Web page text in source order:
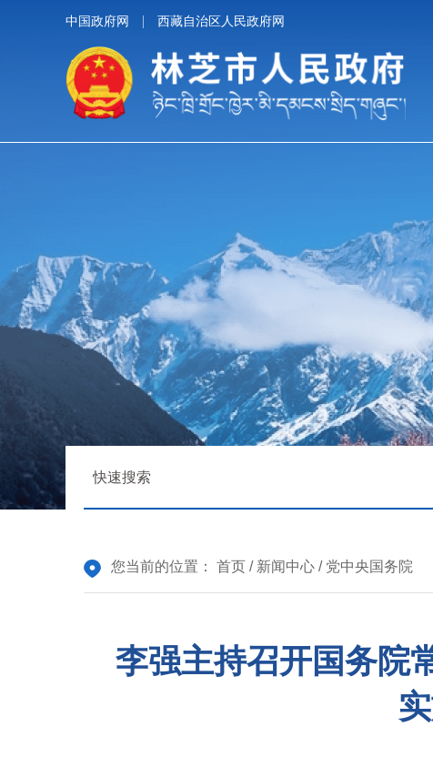
中国政府网 西藏自治区人民政府网
您当前的位置： 首页 / 新闻中心 / 党中央国务院
李强主持召开国务院